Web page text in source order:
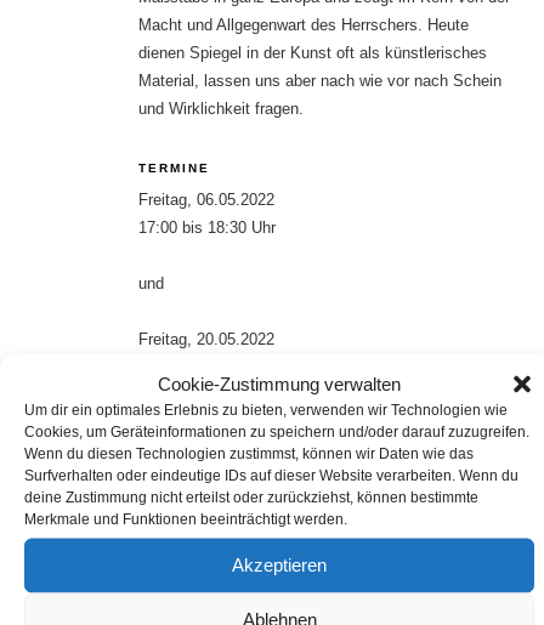
Cookie-Zustimmung verwalten
Um dir ein optimales Erlebnis zu bieten, verwenden wir Technologien wie
Cookies, um Geräteinformationen zu speichern und/oder darauf zuzugreifen.
Wenn du diesen Technologien zustimmst, können wir Daten wie das
Surfverhalten oder eindeutige IDs auf dieser Website verarbeiten. Wenn du
deine Zustimmung nicht erteilst oder zurückziehst, können bestimmte
Merkmale und Funktionen beeinträchtigt werden.
Akzeptieren
Ablehnen
Macht und Allgegenwart des Herrschers. Heute
dienen Spiegel in der Kunst oft als künstlerisches
Material, lassen uns aber nach wie vor nach Schein
und Wirklichkeit fragen.
TERMINE
Freitag, 06.05.2022
17:00 bis 18:30 Uhr
und
Freitag, 20.05.2022
KOSTEN
für 2 x 90 Minuten
40,00 Euro inkl. 19% USt.
Zur Buchung